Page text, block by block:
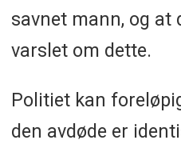
savnet mann, og at
varslet om dette.
Politiet kan
den avdøde er